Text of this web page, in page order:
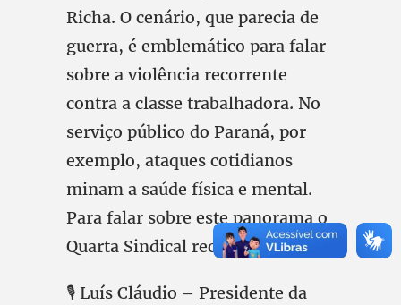
Richa. O cenário, que parecia de
guerra, é emblemático para falar
sobre a violência recorrente
contra a classe trabalhadora. No
serviço público do Paraná, por
exemplo, ataques cotidianos
minam a saúde física e mental.
Para falar sobre este panorama o
Quarta Sindical recebe:
🎙️ Luís Cláudio – Presidente da